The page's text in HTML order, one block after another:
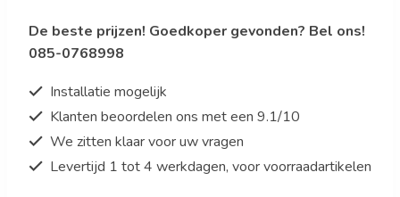
430
serie,
gekoeld
met
ventilator
aantal
De beste prijzen! Goedkoper gevonden? Bel ons!
085-0768998
Installatie mogelijk
Klanten beoordelen ons met een 9.1/10
We zitten klaar voor uw vragen
Levertijd 1 tot 4 werkdagen, voor voorraadartikelen